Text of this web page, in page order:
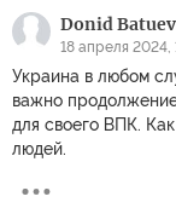
Donid Batuev
18 апреля 2024,
Украина в любом
важно
для своего ВПК.
людей.